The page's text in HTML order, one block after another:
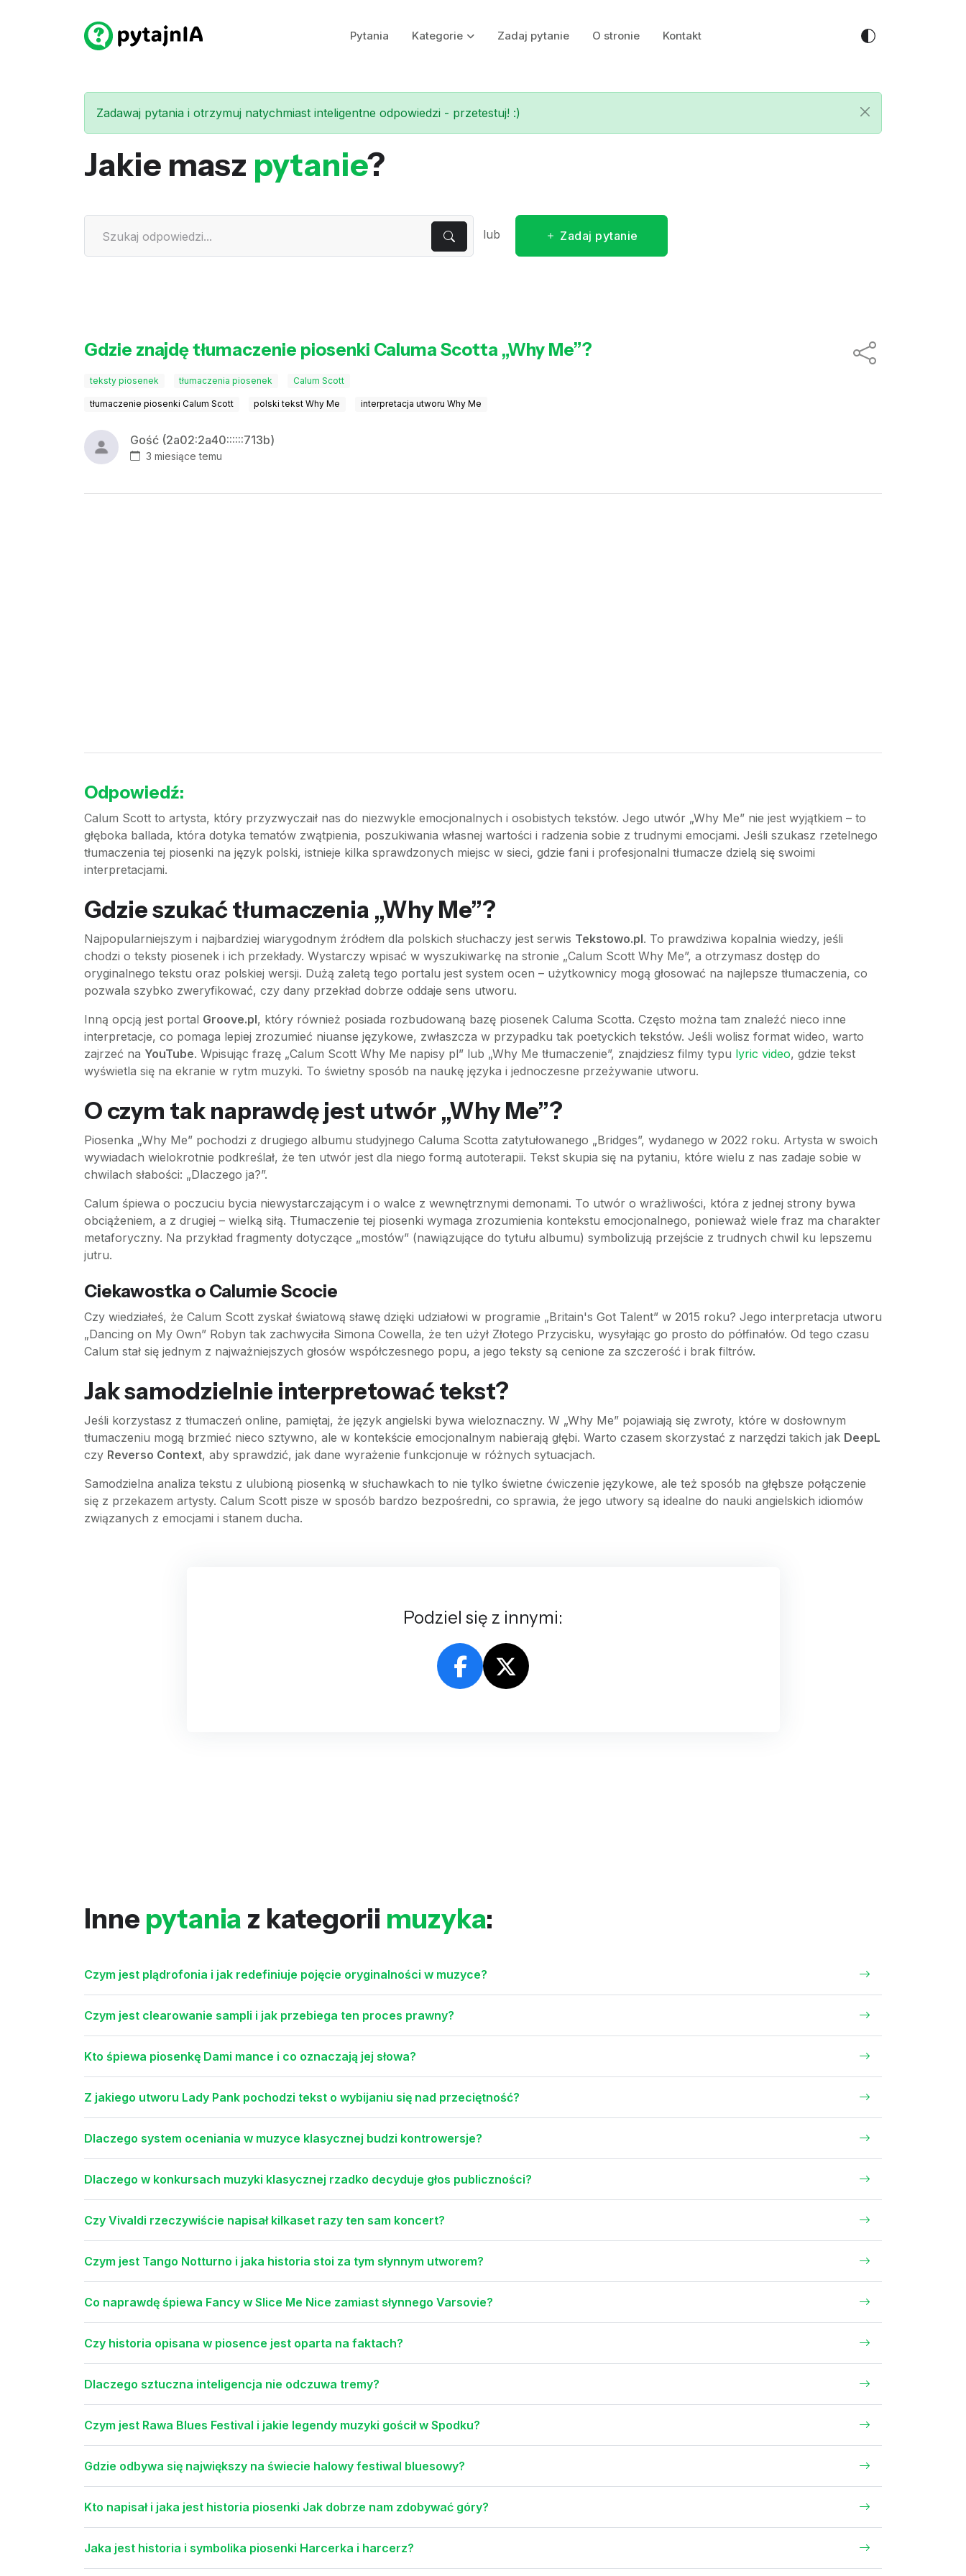
Pytania Kategorie Zadaj pytanie O stronie Kontakt
Zadawaj pytania i otrzymuj natychmiast inteligentne odpowiedzi - przetestuj! :)
Jakie masz pytanie?
lub Zadaj pytanie
Gdzie znajdę tłumaczenie piosenki Caluma Scotta „Why Me”?
teksty piosenek tłumaczenia piosenek Calum Scott
tłumaczenie piosenki Calum Scott polski tekst Why Me interpretacja utworu Why Me
Gość (2a02:2a40::::::713b)
3 miesiące temu
Odpowiedź:
Calum Scott to artysta, który przyzwyczaił nas do niezwykle emocjonalnych i osobistych tekstów. Jego utwór „Why Me” nie jest wyjątkiem – to
głęboka ballada, która dotyka tematów zwątpienia, poszukiwania własnej wartości i radzenia sobie z trudnymi emocjami. Jeśli szukasz rzetelnego
tłumaczenia tej piosenki na język polski, istnieje kilka sprawdzonych miejsc w sieci, gdzie fani i profesjonalni tłumacze dzielą się swoimi
interpretacjami.
Gdzie szukać tłumaczenia „Why Me”?
Najpopularniejszym i najbardziej wiarygodnym źródłem dla polskich słuchaczy jest serwis Tekstowo.pl. To prawdziwa kopalnia wiedzy, jeśli
chodzi o teksty piosenek i ich przekłady. Wystarczy wpisać w wyszukiwarkę na stronie „Calum Scott Why Me”, a otrzymasz dostęp do
oryginalnego tekstu oraz polskiej wersji. Dużą zaletą tego portalu jest system ocen – użytkownicy mogą głosować na najlepsze tłumaczenia, co
pozwala szybko zweryfikować, czy dany przekład dobrze oddaje sens utworu.
Inną opcją jest portal Groove.pl, który również posiada rozbudowaną bazę piosenek Caluma Scotta. Często można tam znaleźć nieco inne
interpretacje, co pomaga lepiej zrozumieć niuanse językowe, zwłaszcza w przypadku tak poetyckich tekstów. Jeśli wolisz format wideo, warto
zajrzeć na YouTube. Wpisując frazę „Calum Scott Why Me napisy pl” lub „Why Me tłumaczenie”, znajdziesz filmy typu lyric video, gdzie tekst
wyświetla się na ekranie w rytm muzyki. To świetny sposób na naukę języka i jednoczesne przeżywanie utworu.
O czym tak naprawdę jest utwór „Why Me”?
Piosenka „Why Me” pochodzi z drugiego albumu studyjnego Caluma Scotta zatytułowanego „Bridges”, wydanego w 2022 roku. Artysta w swoich
wywiadach wielokrotnie podkreślał, że ten utwór jest dla niego formą autoterapii. Tekst skupia się na pytaniu, które wielu z nas zadaje sobie w
chwilach słabości: „Dlaczego ja?”.
Calum śpiewa o poczuciu bycia niewystarczającym i o walce z wewnętrznymi demonami. To utwór o wrażliwości, która z jednej strony bywa
obciążeniem, a z drugiej – wielką siłą. Tłumaczenie tej piosenki wymaga zrozumienia kontekstu emocjonalnego, ponieważ wiele fraz ma charakter
metaforyczny. Na przykład fragmenty dotyczące „mostów” (nawiązujące do tytułu albumu) symbolizują przejście z trudnych chwil ku lepszemu
jutru.
Ciekawostka o Calumie Scocie
Czy wiedziałeś, że Calum Scott zyskał światową sławę dzięki udziałowi w programie „Britain's Got Talent” w 2015 roku? Jego interpretacja utworu
„Dancing on My Own” Robyn tak zachwyciła Simona Cowella, że ten użył Złotego Przycisku, wysyłając go prosto do półfinałów. Od tego czasu
Calum stał się jednym z najważniejszych głosów współczesnego popu, a jego teksty są cenione za szczerość i brak filtrów.
Jak samodzielnie interpretować tekst?
Jeśli korzystasz z tłumaczeń online, pamiętaj, że język angielski bywa wieloznaczny. W „Why Me” pojawiają się zwroty, które w dosłownym
tłumaczeniu mogą brzmieć nieco sztywno, ale w kontekście emocjonalnym nabierają głębi. Warto czasem skorzystać z narzędzi takich jak DeepL
czy Reverso Context, aby sprawdzić, jak dane wyrażenie funkcjonuje w różnych sytuacjach.
Samodzielna analiza tekstu z ulubioną piosenką w słuchawkach to nie tylko świetne ćwiczenie językowe, ale też sposób na głębsze połączenie
się z przekazem artysty. Calum Scott pisze w sposób bardzo bezpośredni, co sprawia, że jego utwory są idealne do nauki angielskich idiomów
związanych z emocjami i stanem ducha.
Podziel się z innymi:
Inne pytania z kategorii muzyka:
Czym jest plądrofonia i jak redefiniuje pojęcie oryginalności w muzyce?
Czym jest clearowanie sampli i jak przebiega ten proces prawny?
Kto śpiewa piosenkę Dami mance i co oznaczają jej słowa?
Z jakiego utworu Lady Pank pochodzi tekst o wybijaniu się nad przeciętność?
Dlaczego system oceniania w muzyce klasycznej budzi kontrowersje?
Dlaczego w konkursach muzyki klasycznej rzadko decyduje głos publiczności?
Czy Vivaldi rzeczywiście napisał kilkaset razy ten sam koncert?
Czym jest Tango Notturno i jaka historia stoi za tym słynnym utworem?
Co naprawdę śpiewa Fancy w Slice Me Nice zamiast słynnego Varsovie?
Czy historia opisana w piosence jest oparta na faktach?
Dlaczego sztuczna inteligencja nie odczuwa tremy?
Czym jest Rawa Blues Festival i jakie legendy muzyki gościł w Spodku?
Gdzie odbywa się największy na świecie halowy festiwal bluesowy?
Kto napisał i jaka jest historia piosenki Jak dobrze nam zdobywać góry?
Jaka jest historia i symbolika piosenki Harcerka i harcerz?